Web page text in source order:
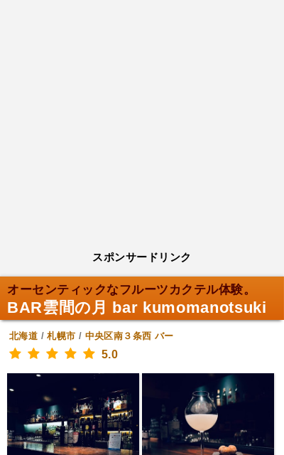
スポンサードリンク
オーセンティックなフルーツカクテル体験。
BAR雲間の月 bar kumomanotsuki
北海道 /札幌市 / 中央区南３条西 バー
5.0